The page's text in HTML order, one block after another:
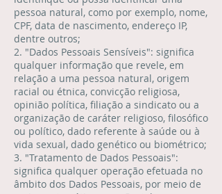
pessoa natural, como por exemplo, nome,
CPF, data de nascimento, endereço IP,
dentre outros;
2. "Dados Pessoais Sensíveis": significa
qualquer informação que revele, em
relação a uma pessoa natural, origem
racial ou étnica, convicção religiosa,
opinião política, filiação a sindicato ou a
organização de caráter religioso, filosófico
ou político, dado referente à saúde ou à
vida sexual, dado genético ou biométrico;
3. "Tratamento de Dados Pessoais":
significa qualquer operação efetuada no
âmbito dos Dados Pessoais, por meio de